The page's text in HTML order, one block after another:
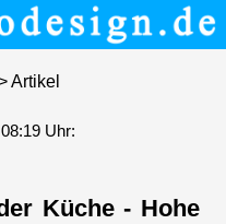
Artikel
Uhr:
Küche - Hohe